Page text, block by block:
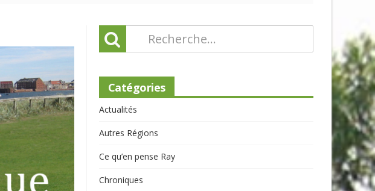
Catégories
Actualités
Autres Régions
Ce qu’en pense Ray
Chroniques